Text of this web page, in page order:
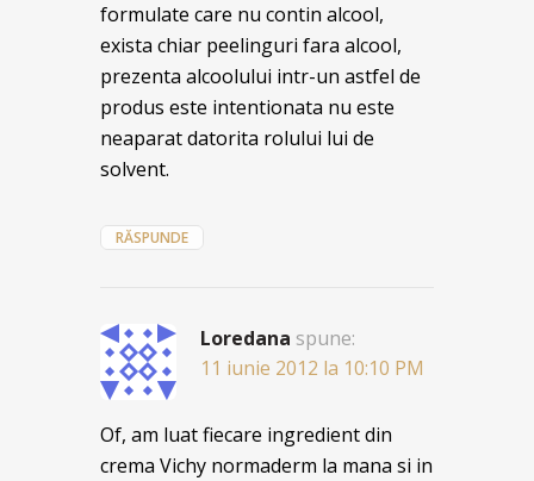
formulate care nu contin alcool,
exista chiar peelinguri fara alcool,
prezenta alcoolului intr-un astfel de
produs este intentionata nu este
neaparat datorita rolului lui de
solvent.
RĂSPUNDE
Loredana spune:
11 iunie 2012 la 10:10 PM
Of, am luat fiecare ingredient din
crema Vichy normaderm la mana si in